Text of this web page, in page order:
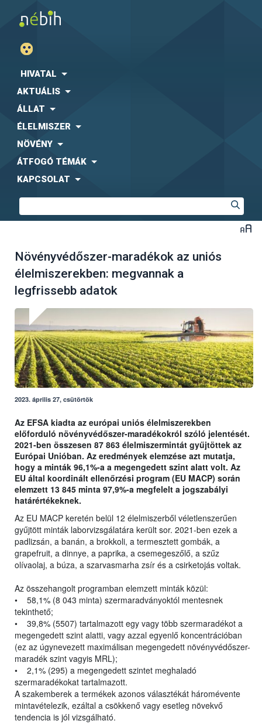
HIVATAL
AKTUÁLIS
ÁLLAT
ÉLELMISZER
NÖVÉNY
ÁTFOGÓ TÉMÁK
KAPCSOLAT
Növényvédőszer-maradékok az uniós
élelmiszerekben: megvannak a
legfrissebb adatok
2023. április 27, csütörtök
Az EFSA kiadta az európai uniós élelmiszerekben
előforduló növényvédőszer-maradékokról szóló jelentését.
2021-ben összesen 87 863 élelmiszermintát gyűjtöttek az
Európai Unióban. Az eredmények elemzése azt mutatja,
hogy a minták 96,1%-a a megengedett szint alatt volt. Az
EU által koordinált ellenőrzési program (EU MACP) során
elemzett 13 845 minta 97,9%-a megfelelt a jogszabályi
határértékeknek.
Az EU MACP keretén belül 12 élelmiszerből véletlenszerűen
gyűjtött minták laborvizsgálatára került sor. 2021-ben ezek a
padlizsán, a banán, a brokkoli, a termesztett gombák, a
grapefruit, a dinnye, a paprika, a csemegeszőlő, a szűz
olívaolaj, a búza, a szarvasmarha zsír és a csirketojás voltak.
Az összehangolt programban elemzett minták közül:
• 58,1% (8 043 minta) szermaradványoktól mentesnek
tekinthető;
• 39,8% (5507) tartalmazott egy vagy több szermaradékot a
megengedett szint alatti, vagy azzal egyenlő koncentrációban
(ez az úgynevezett maximálisan megengedett növényvédőszer-
maradék szint vagyis MRL);
• 2,1% (295) a megengedett szintet meghaladó
szermaradékokat tartalmazott.
A szakemberek a termékek azonos választékát háromévente
mintavételezik, ezáltal a csökkenő vagy esetleg növekvő
tendencia is jól vizsgálható.